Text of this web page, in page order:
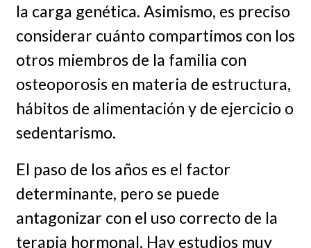
la carga genética. Asimismo, es preciso
considerar cuánto compartimos con los
otros miembros de la familia con
osteoporosis en materia de estructura,
hábitos de alimentación y de ejercicio o
sedentarismo.
El paso de los años es el factor
determinante, pero se puede
antagonizar con el uso correcto de la
terapia hormonal. Hay estudios muy